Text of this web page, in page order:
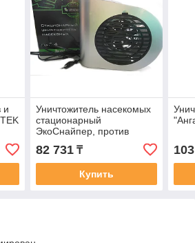
и
Уничтожитель насекомых
стационарный
ЭкоСнайпер, против
комаров, мошек, москитов
и мух.
82 731₸
Купить